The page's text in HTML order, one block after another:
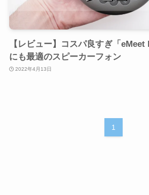
【レビュー】コスパ良すぎ「
にも最適のスピーカーフォン
2022年4月13日
1